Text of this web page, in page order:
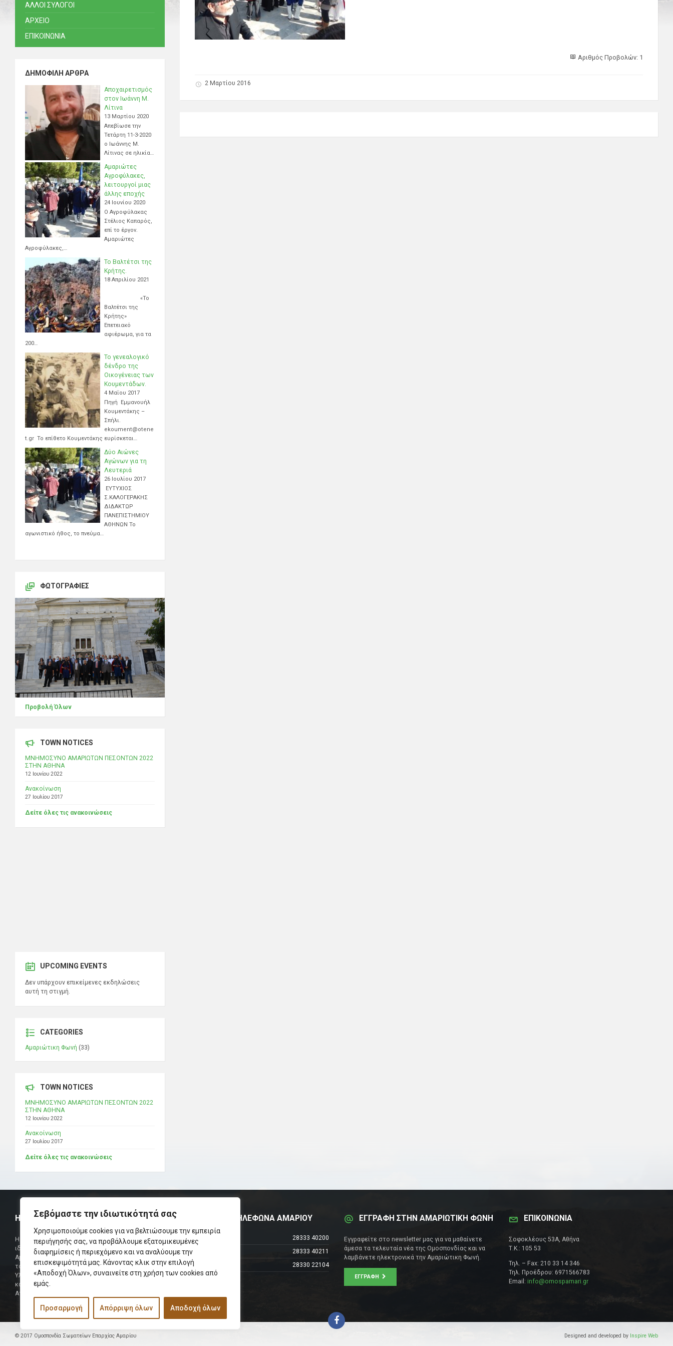
Σεβόμαστε την ιδιωτικότητά σας
Χρησιμοποιούμε cookies για να βελτιώσουμε την εμπειρία
περιήγησής σας, να προβάλλουμε εξατομικευμένες
διαφημίσεις ή περιεχόμενο και να αναλύουμε την
επισκεψιμότητά μας. Κάνοντας κλικ στην επιλογή
«Αποδοχή Όλων», συναινείτε στη χρήση των cookies από
εμάς.
Προσαρμογή Απόρριψη όλων Αποδοχή όλων
Αριθμός Προβολών: 1
2 Μαρτίου 2016
ΑΛΛΟΙ ΣΥΛΟΓΟΙ
ΑΡΧΕΙΟ
ΕΠΙΚΟΙΝΩΝΙΑ
ΔΗΜΟΦΙΛΉ ΆΡΘΡΑ
Αποχαιρετισμός
στον Ιωάννη Μ.
Λίτινα
13 Μαρτίου 2020
Απεβίωσε την
Τετάρτη 11-3-2020
ο Ιωάννης Μ.
Λίτινας σε ηλικία…
Αμαριώτες
Αγροφύλακες,
λειτουργοί μιας
άλλης εποχής
24 Ιουνίου 2020
Ο Αγροφύλακας
Στέλιος Καπαρός,
επί το έργον.
Αμαριώτες
Αγροφύλακες,…
Το Βαλτέτσι της
Κρήτης.
18 Απριλίου 2021
«Το
Βαλτέτσι της
Κρήτης»
Επετειακό
αφιέρωμα, για τα
200…
Το γενεαλογικό
δένδρο της
Οικογένειας των
Κουμεντάδων.
4 Μαΐου 2017
Πηγή Εμμανουήλ
Κουμεντάκης –
Σπήλι.
ekoument@otene
t.gr Το επίθετο Κουμεντάκης ευρίσκεται…
Δύο Αιώνες
Αγώνων για τη
Λευτεριά
26 Ιουλίου 2017
ΕΥΤΥΧΙΟΣ
Σ.ΚΑΛΟΓΕΡΑΚΗΣ
ΔΙΔΑΚΤΩΡ
ΠΑΝΕΠΙΣΤΗΜΙΟΥ
ΑΘΗΝΩΝ Το
αγωνιστικό ήθος, το πνεύμα…
ΦΩΤΟΓΡΑΦΊΕΣ
Προβολή Όλων
TOWN NOTICES
ΜΝΗΜΟΣΥΝΟ ΑΜΑΡΙΩΤΩΝ ΠΕΣΟΝΤΩΝ 2022
ΣΤΗΝ ΑΘΗΝΑ
12 Ιουνίου 2022
Ανακοίνωση
27 Ιουλίου 2017
Δείτε όλες τις ανακοινώσεις
UPCOMING EVENTS
Δεν υπάρχουν επικείμενες εκδηλώσεις
αυτή τη στιγμή.
CATEGORIES
Αμαριώτικη Φωνή (33)
TOWN NOTICES
ΜΝΗΜΟΣΥΝΟ ΑΜΑΡΙΩΤΩΝ ΠΕΣΟΝΤΩΝ 2022
ΣΤΗΝ ΑΘΗΝΑ
12 Ιουνίου 2022
Ανακοίνωση
27 Ιουλίου 2017
Δείτε όλες τις ανακοινώσεις
Η ΟΜΟΣΠΟΝΔΙΑ
Η Ομοσπονδία Σωματείων Επαρχίας Αμαρίου
ιδρύθηκε και πήρε τη θέση της Ένωσης
Αμαριωτών, που λειτουργούσε από το 1966 μέχρι
το 1984.
Υλοποιήθηκε σε συνεργασία των μελών του Δ.Σ
και των Δ.Σ των Αμαριώτικων Σωματείων της
Αττικής.
ΧΡΗΣΙΜΑ ΤΗΛΕΦΩΝΑ ΑΜΑΡΙΟΥ
Τηλεφωνικό Κέντρο
28333 40200
Δήμαρχος
28333 40211
Φαξ
28330 22104
ΕΓΓΡΑΦΗ ΣΤΗΝ ΑΜΑΡΙΩΤΙΚΗ ΦΩΝΗ
Εγγραφείτε στο newsletter μας για να μαθαίνετε
άμεσα τα τελευταία νέα της Ομοσπονδίας και να
λαμβάνετε ηλεκτρονικά την Αμαριώτικη Φωνή.
ΕΓΓΡΑΦΉ
ΕΠΙΚΟΙΝΩΝΊΑ
Σοφοκλέους 53Α, Αθήνα
Τ.Κ.: 105 53
Τηλ. – Fax: 210 33 14 346
Τηλ. Προέδρου: 6971566783
Email: info@omospamari.gr
© 2017 Ομοσπονδία Σωματείων Επαρχίας Αμαρίου Designed and developed by Inspire Web